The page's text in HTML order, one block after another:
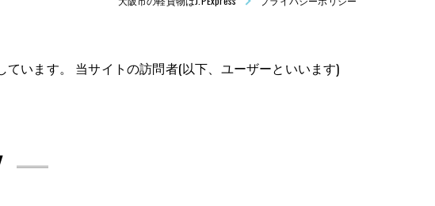
ています。 当サイトの訪問者(以下、ユーザーといいます)